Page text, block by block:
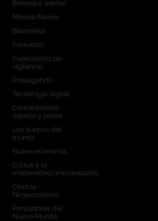
Bienestar animal
Minería Marina
Billonarios
Evolución
Capitalismo de
vigilancia
Propaganda
Tecnología digital
Concentración
riqueza y poder
Los dueños del
mundo
Nueva economía
Crítica a la
modernidad/mecanicismo
Ciencia -
Negacionismo
Pensadores del
Nuevo Mundo